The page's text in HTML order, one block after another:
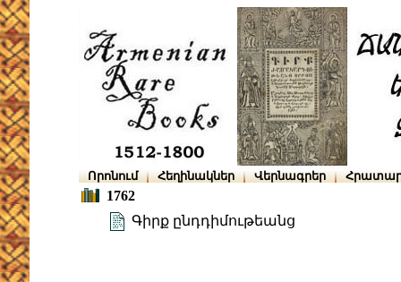
Որոնում Հեղինակներ Վերնագրեր
1762
Գիրք ընդդիմութեանց